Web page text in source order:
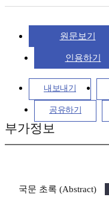
원문보기
인용하기
내보내기
공유하기
부가정보
국문 초록 (Abstract)